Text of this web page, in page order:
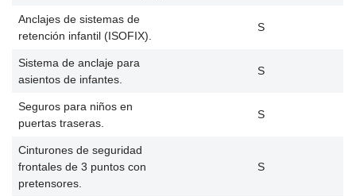
Anclajes de sistemas de
retención infantil (ISOFIX).
S
Sistema de anclaje para
asientos de infantes.
S
Seguros para niños en
puertas traseras.
S
Cinturones de seguridad
frontales de 3 puntos con
pretensores.
S